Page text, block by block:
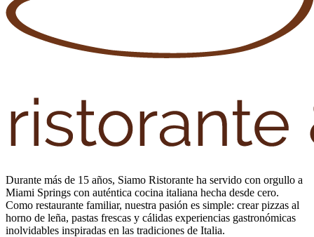
Durante más de 15 años, Siamo Ristorante ha servido con orgullo a
Miami Springs con auténtica cocina italiana hecha desde cero.
Como restaurante familiar, nuestra pasión es simple: crear pizzas al
horno de leña, pastas frescas y cálidas experiencias gastronómicas
inolvidables inspiradas en las tradiciones de Italia.